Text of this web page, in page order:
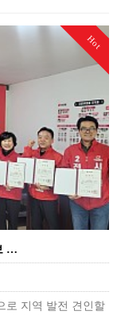
Hot
…
로 지역 발전 견인할